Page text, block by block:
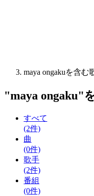
maya ongakuを含む
"maya ongaku"
すべて
(2件)
曲
(0件)
歌手
(2件)
番組
(0件)